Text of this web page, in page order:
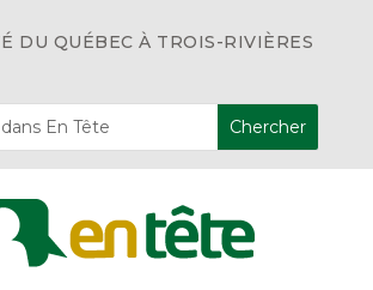
DU QUÉBEC À TROIS-RIVIÈRES